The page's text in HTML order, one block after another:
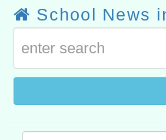
灣師範大學辦
進學校輔導計
計畫
School News